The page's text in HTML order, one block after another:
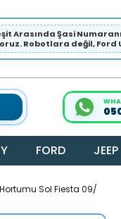
Arasında Şasi
Robotlara değil, Ford
FORD JEEP
Sol Fiesta 09/